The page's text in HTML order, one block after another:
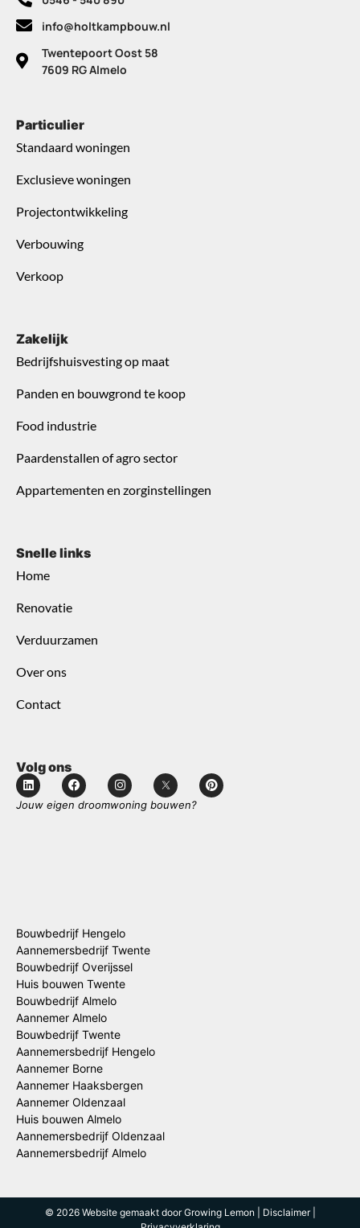
info@holtkampbouw.nl
Twentepoort Oost 58
7609 RG Almelo
Particulier
Standaard woningen
Exclusieve woningen
Projectontwikkeling
Verbouwing
Verkoop
Zakelijk
Bedrijfshuisvesting op maat
Panden en bouwgrond te koop
Food industrie
Paardenstallen of agro sector
Appartementen en zorginstellingen
Snelle links
Home
Renovatie
Verduurzamen
Over ons
Contact
Volg ons
Jouw eigen droomwoning bouwen?
Bouwbedrijf Hengelo
Aannemersbedrijf Twente
Bouwbedrijf Overijssel
Huis bouwen Twente
Bouwbedrijf Almelo
Aannemer Almelo
Bouwbedrijf Twente
Aannemersbedrijf Hengelo
Aannemer Borne
Aannemer Haaksbergen
Aannemer Oldenzaal
Huis bouwen Almelo
Aannemersbedrijf Oldenzaal
Aannemersbedrijf Almelo
© 2026 Website gemaakt doorGrowing Lemon Disclaimer|